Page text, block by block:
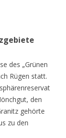
des „Grünen
Rügen statt.
den
gehörte
zu den